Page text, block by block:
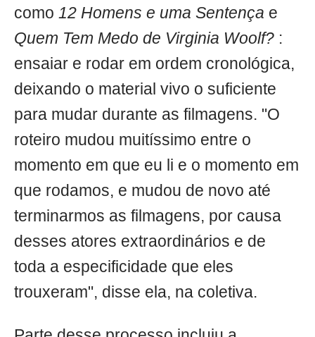
como 12 Homens e uma Sentença e
Quem Tem Medo de Virginia Woolf? :
ensaiar e rodar em ordem cronológica,
deixando o material vivo o suficiente
para mudar durante as filmagens. "O
roteiro mudou muitíssimo entre o
momento em que eu li e o momento em
que rodamos, e mudou de novo até
terminarmos as filmagens, por causa
desses atores extraordinários e de
toda a especificidade que eles
trouxeram", disse ela, na coletiva.